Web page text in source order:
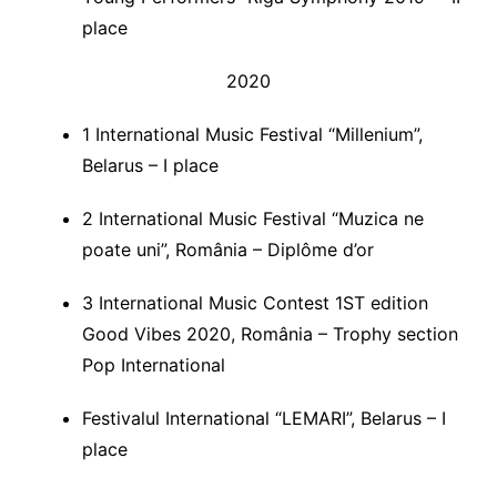
place
2020
1 International Music Festival “Millenium”,
Belarus – I place
2 International Music Festival “Muzica ne
poate uni”, România – Diplôme d’or
3 International Music Contest 1ST edition
Good Vibes 2020, România – Trophy section
Pop International
Festivalul International “LEMARI”, Belarus – I
place